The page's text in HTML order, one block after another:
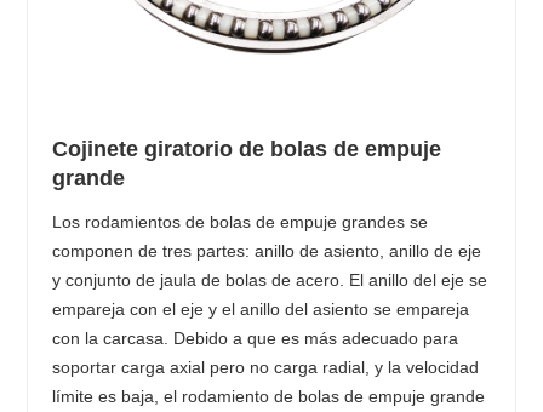
Cojinete giratorio de bolas de empuje
grande
Los rodamientos de bolas de empuje grandes se
componen de tres partes: anillo de asiento, anillo de eje
y conjunto de jaula de bolas de acero. El anillo del eje se
empareja con el eje y el anillo del asiento se empareja
con la carcasa. Debido a que es más adecuado para
soportar carga axial pero no carga radial, y la velocidad
límite es baja, el rodamiento de bolas de empuje grande